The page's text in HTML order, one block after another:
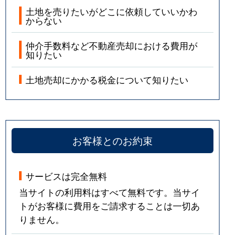
土地を売りたいがどこに依頼していいかわ
からない
仲介手数料など不動産売却における費用が
知りたい
土地売却にかかる税金について知りたい
お客様とのお約束
サービスは完全無料
当サイトの利用料はすべて無料です。当サイ
トがお客様に費用をご請求することは一切あ
りません。